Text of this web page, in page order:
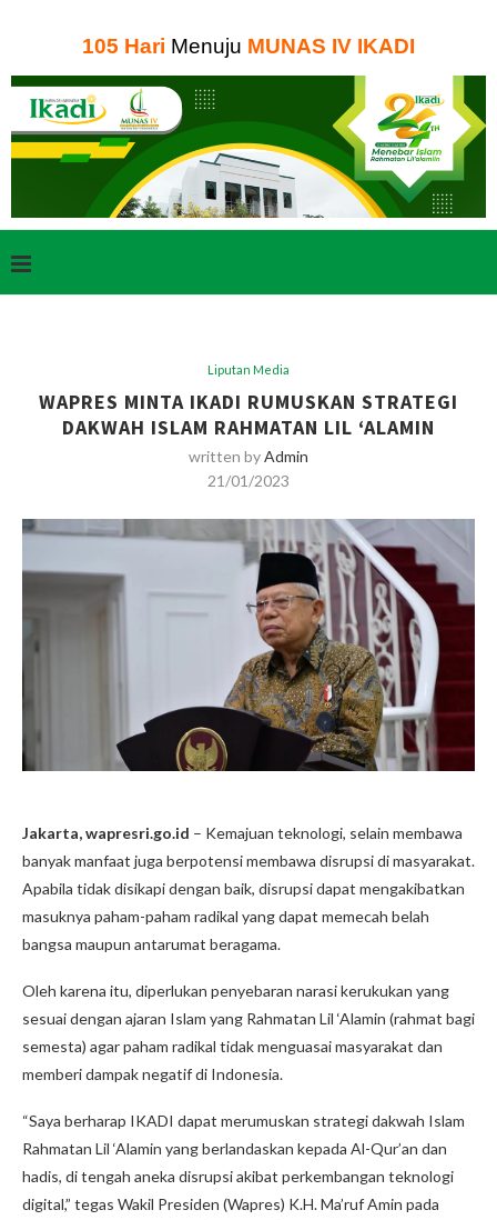
105 Hari Menuju MUNAS IV IKADI
Liputan Media
WAPRES MINTA IKADI RUMUSKAN STRATEGI
DAKWAH ISLAM RAHMATAN LIL ‘ALAMIN
written byAdmin
21/01/2023
Jakarta, wapresri.go.id – Kemajuan teknologi, selain membawa
banyak manfaat juga berpotensi membawa disrupsi di masyarakat.
Apabila tidak disikapi dengan baik, disrupsi dapat mengakibatkan
masuknya paham-paham radikal yang dapat memecah belah
bangsa maupun antarumat beragama.
Oleh karena itu, diperlukan penyebaran narasi kerukukan yang
sesuai dengan ajaran Islam yang Rahmatan Lil ‘Alamin (rahmat bagi
semesta) agar paham radikal tidak menguasai masyarakat dan
memberi dampak negatif di Indonesia.
“Saya berharap IKADI dapat merumuskan strategi dakwah Islam
Rahmatan Lil ‘Alamin yang berlandaskan kepada Al-Qur’an dan
hadis, di tengah aneka disrupsi akibat perkembangan teknologi
digital,” tegas Wakil Presiden (Wapres) K.H. Ma’ruf Amin pada